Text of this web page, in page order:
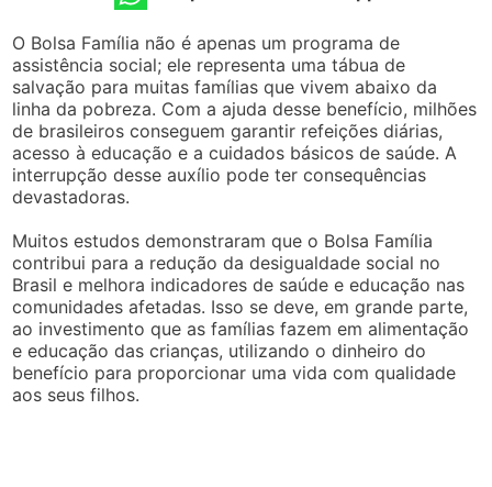
O Bolsa Família não é apenas um programa de
assistência social; ele representa uma tábua de
salvação para muitas famílias que vivem abaixo da
linha da pobreza. Com a ajuda desse benefício, milhões
de brasileiros conseguem garantir refeições diárias,
acesso à educação e a cuidados básicos de saúde. A
interrupção desse auxílio pode ter consequências
devastadoras.
Muitos estudos demonstraram que o Bolsa Família
contribui para a redução da desigualdade social no
Brasil e melhora indicadores de saúde e educação nas
comunidades afetadas. Isso se deve, em grande parte,
ao investimento que as famílias fazem em alimentação
e educação das crianças, utilizando o dinheiro do
benefício para proporcionar uma vida com qualidade
aos seus filhos.